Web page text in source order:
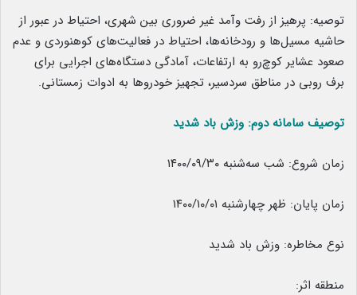
توصیه: پرهیز از رفت وآمد غیر ضروری بین شهری، احتیاط در عبور از
حاشیه مسیل‌ها و رودخانه‌ها، احتیاط در فعالیت‌های کوهنوردی و عدم
صعود عشایر کوچ‌رو به ارتفاعات، آمادگی دستگاه‌های اجرایی برای
برف روبی در مناطق سردسیر، تجهیز خودروها به ادوات زمستانی.
توصیف سامانه دوم: وزش باد شدید
زمان شروع: شب سه‌شنبه ۱۴۰۰/۰۹/۳۰
زمان پایان: ظهر چهارشنبه ۱۴۰۰/۱۰/۰۱
نوع مخاطره: وزش باد شدید
منطقه اثر: